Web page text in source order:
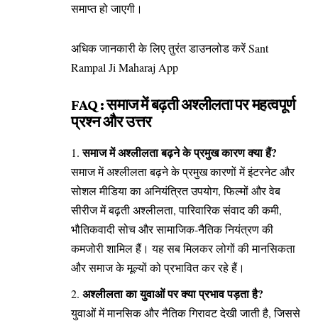
समाप्त हो जाएगी।
अधिक जानकारी के लिए तुरंत डाउनलोड करें Sant
Rampal Ji Maharaj App
FAQ : समाज में बढ़ती अश्लीलता पर महत्वपूर्ण
प्रश्न और उत्तर
समाज में अश्लीलता बढ़ने के प्रमुख कारण क्या हैं?
समाज में अश्लीलता बढ़ने के प्रमुख कारणों में इंटरनेट और
सोशल मीडिया का अनियंत्रित उपयोग, फिल्मों और वेब
सीरीज में बढ़ती अश्लीलता, पारिवारिक संवाद की कमी,
भौतिकवादी सोच और सामाजिक-नैतिक नियंत्रण की
कमजोरी शामिल हैं। यह सब मिलकर लोगों की मानसिकता
और समाज के मूल्यों को प्रभावित कर रहे हैं।
अश्लीलता का युवाओं पर क्या प्रभाव पड़ता है?
युवाओं में मानसिक और नैतिक गिरावट देखी जाती है, जिससे